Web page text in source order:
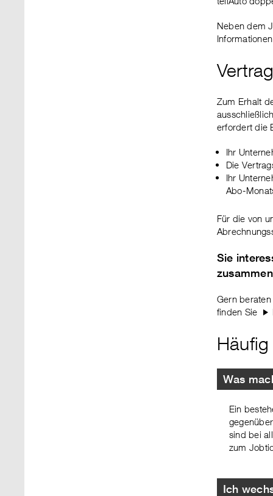
Neben dem
Zum Erhalt
erfordert die
Ihr
Die
Ihr
Abo-
Für die von
Sie
Gern
finden Sie
Was
Ein
sind bei
zum
Ich